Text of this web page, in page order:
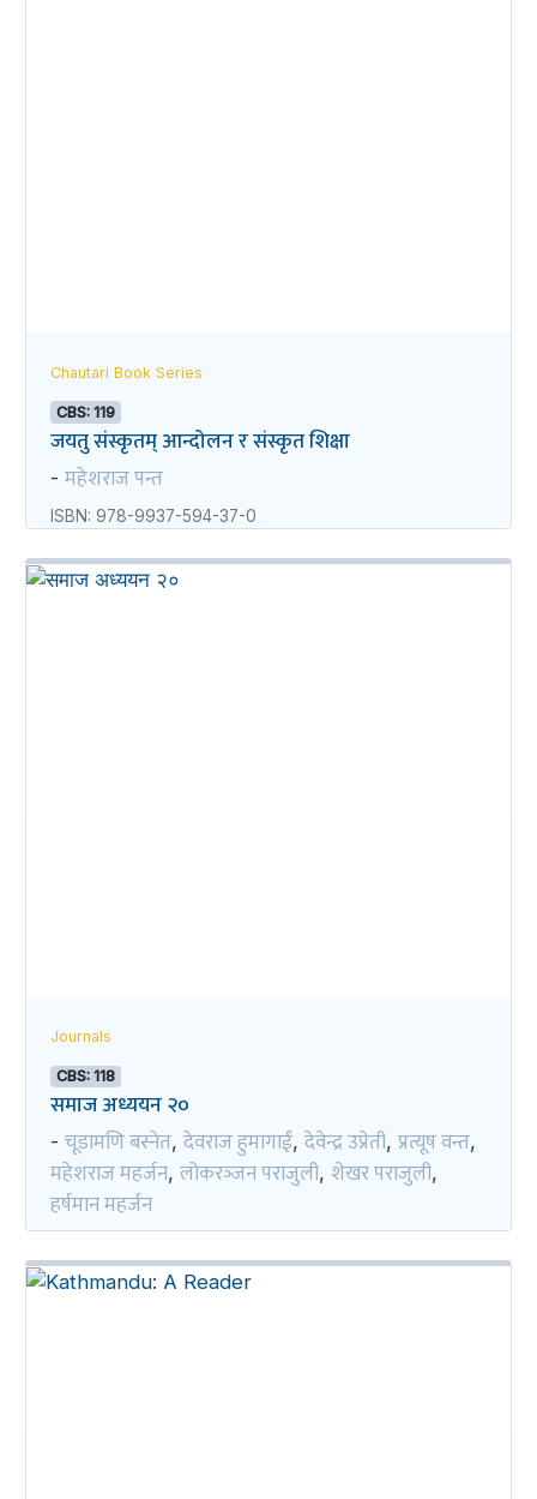
Chautari Book Series
CBS: 119
जयतु संस्कृतम्‌‌ आन्दोलन र संस्कृत शिक्षा
- महेशराज पन्त
ISBN: 978-9937-594-37-0
Journals
CBS: 118
समाज अध्ययन २०
- चूडामणि बस्नेत, देवराज हुमागाईं, देवेन्द्र उप्रेती, प्रत्यूष वन्त,
महेशराज महर्जन, लोकरञ्‍जन पराजुली, शेखर पराजुली,
हर्षमान महर्जन